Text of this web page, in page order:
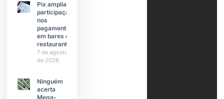
Pix amplia
participação
nos
pagamentos
em bares e
restaurantes
7 de agosto
de 2026
Ninguém
acerta
Mega-